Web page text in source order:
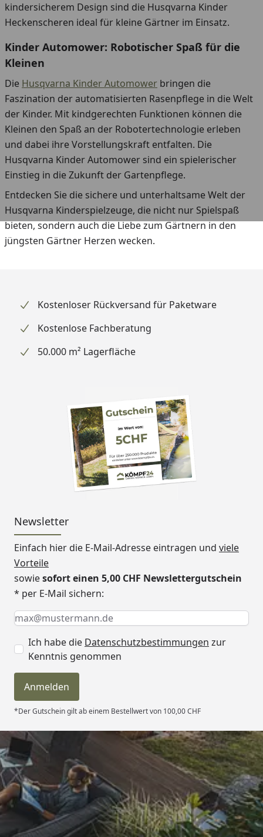
kindersicherem Design sind die Husqvarna Kinder
Heckenscheren ideal für kleine Gärtner im Einsatz.
Kinder Automower: Robotischer Spaß für die
Kleinen
Die Husqvarna Kinder Automower bringen die
Faszination der automatisierten Rasenpflege in die Welt
der Kinder. Mit kindgerechten Funktionen können die
Kleinen den Spaß an der Robotertechnologie erleben
und dabei ihre Vorstellungskraft entfalten. Die
Husqvarna Kinder Automower sind ein spielerischer
Einstieg in die Zukunft der Gartenpflege.
Entdecken Sie die sichere und unterhaltsame Welt der
Husqvarna Kinderspielzeuge, die nicht nur Spielspaß
bieten, sondern auch die Liebe zum Gärtnern in den
jüngsten Gärtner Herzen wecken.
Kostenloser Rückversand für Paketware
Kostenlose Fachberatung
50.000 m² Lagerfläche
Newsletter
Einfach hier die E-Mail-Adresse eintragen und viele
Vorteile
sowiesofort einen 5,00 CHF Newslettergutschein
* per E-Mail sichern:
Keine Eingabe erforderlich
Eingabe erforderlich
E-Mail *
Ich habe die Datenschutzbestimmungen zur
Kenntnis genommen
Anmelden
*Der Gutschein gilt ab einem Bestellwert von 100,00 CHF
Trusted Shops
4,81/ 5
„Sehr gute Qualitäts-Markenware,